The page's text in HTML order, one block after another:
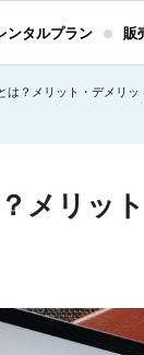
ンタルプラン 販
は？メリット・デメリ
メリッ